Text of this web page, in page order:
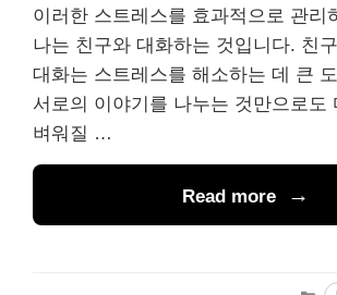
이러한 스트레스를 효과적으로 관리
나는 친구와 대화하는 것입니다. 친
대화는 스트레스를 해소하는 데 큰
서로의 이야기를 나누는 것만으로도
벼워질 …
Read more